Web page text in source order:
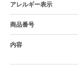
アレルギー表示
商品番号
内容